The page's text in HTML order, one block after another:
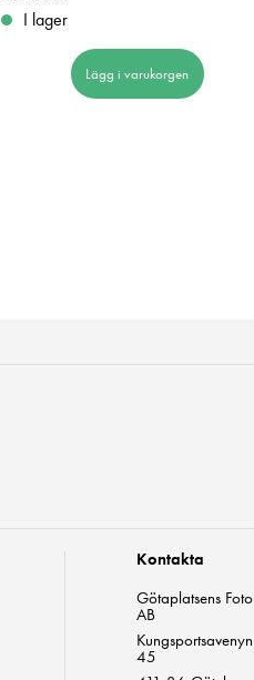
I lager
Lägg i varukorgen
Kontakta
Götaplatsens Foto
AB
Kungsportsavenyn
45